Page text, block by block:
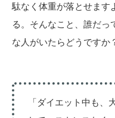
駄なく体重が落とせます
る。そんなこと、誰だっ
な人がいたらどうですか
「ダイエット中も、